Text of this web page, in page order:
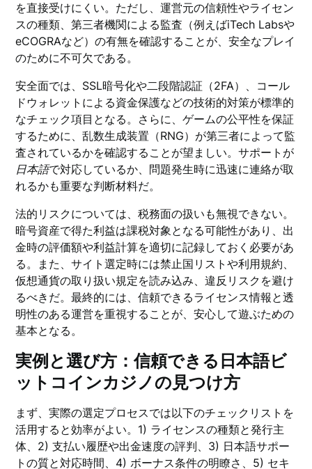
を直接受けにくい。ただし、運営元の信頼性やライセン
スの種類、第三者機関による監査（例えばiTech Labsや
eCOGRAなど）の有無を確認することが、安全なプレイ
のために不可欠である。
安全面では、SSL暗号化や二段階認証（2FA）、コール
ドウォレットによる資金保護などの技術的対策が標準的
なチェック項目となる。さらに、ゲームの公平性を保証
するために、乱数生成装置（RNG）が第三者によって監
査されているかを確認することが望ましい。サポートが
日本語で対応しているか、問題発生時に迅速に連絡が取
れるかも重要な判断材料だ。
法的リスクについては、税務面の扱いも無視できない。
暗号資産で得た利益は課税対象となる可能性があり、出
金時の評価額や利益計算を適切に記録しておく必要があ
る。また、サイト選定時には禁止国リストや利用規約、
仮想通貨の取り扱い規定を読み込み、違反リスクを避け
るべきだ。最終的には、信頼できるライセンス情報と透
明性のある運営を重視することが、安心して遊ぶための
基本となる。
実例と選び方：信頼できる日本語ビ
ットコインカジノの見つけ方
まず、実際の選定プロセスでは以下のチェックリストを
活用すると効率がよい。1) ライセンスの種類と発行主
体、2) 支払い履歴や出金速度の評判、3) 日本語サポー
トの質と対応時間、4) ボーナス条件の明瞭さ、5) セキ